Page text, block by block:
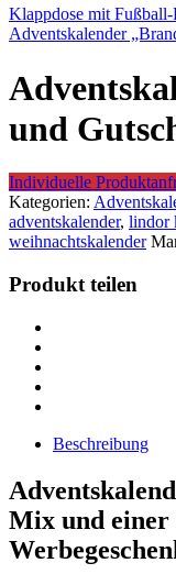
Klappdose mit
Adventskalender
und
Individuelle
Kategorien:
adventskalender, lindor
weihnachtskalender
Produkt teilen
Beschreibung
Mix und einer